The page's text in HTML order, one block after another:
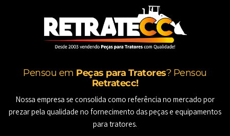
Pensou em Peças para Tratores? Pensou
Retratecc!
Nossa empresa se consolida como referência no mercado por
prezar pela qualidade no fornecimento das peças e equipamentos
para tratores.